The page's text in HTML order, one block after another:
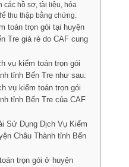
các hồ sơ, tài liệu, hóa
thu thập bằng chứng.
toán trọn gói tại huyện
Tre giá rẻ do CAF cung
vụ kiểm toán trọn gói
tỉnh Bến Tre như sau:
vụ kiểm toán trọn gói
tỉnh Bến Tre của CAF
Sử Dụng Dịch Vụ Kiểm
Châu Thành tỉnh Bến
trọn gói ở huyện